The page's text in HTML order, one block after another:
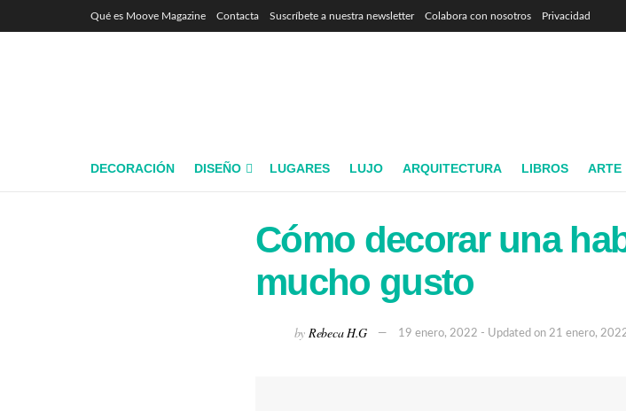
Qué es Moove Magazine Contacta Suscríbete a nuestra newsletter Colabora con nosotros Privacidad
DECORACIÓN DISEÑO LUGARES LUJO ARQUITECTURA LIBROS ARTE
Cómo decorar una
mucho gusto
by Rebeca H.G 19 enero, 2022 - Updated on 21 enero,